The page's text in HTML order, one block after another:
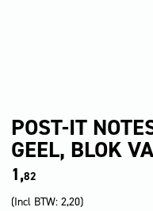
POST-IT
GEEL, BLOK
1,82
(Incl BTW: 2,20)